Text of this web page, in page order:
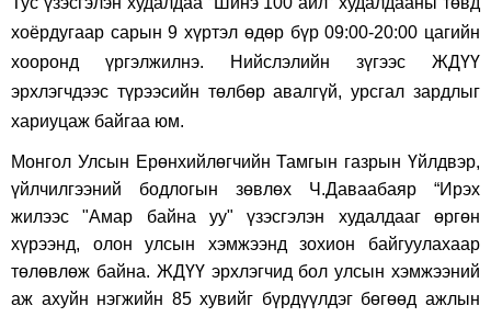
хоёрдугаар сарын 9 хүртэл өдөр бүр 09:00-20:00 цагийн
хооронд үргэлжилнэ. Нийслэлийн зүгээс ЖДҮҮ
эрхлэгчдээс түрээсийн төлбөр авалгүй, урсгал зардлыг
хариуцаж байгаа юм.
Монгол Улсын Ерөнхийлөгчийн Тамгын газрын Үйлдвэр,
үйлчилгээний бодлогын зөвлөх Ч.Даваабаяр “Ирэх
жилээс "Амар байна уу" үзэсгэлэн худалдааг өргөн
хүрээнд, олон улсын хэмжээнд зохион байгуулахаар
төлөвлөж байна. ЖДҮҮ эрхлэгчид бол улсын хэмжээний
аж ахуйн нэгжийн 85 хувийг бүрдүүлдэг бөгөөд ажлын